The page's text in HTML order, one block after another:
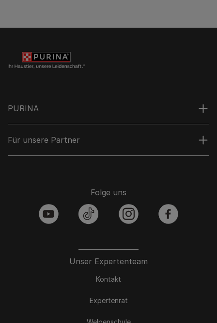
PURINA
Für unsere Partner
Unser Expertenteam
Kontakt
Expertenrat
Folge uns
youtube tiktok instagram facebook